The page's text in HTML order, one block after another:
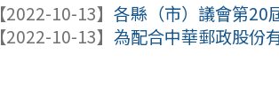
【2022-10-13】各縣（市）議會第20
【2022-10-13】為配合中華郵政股份